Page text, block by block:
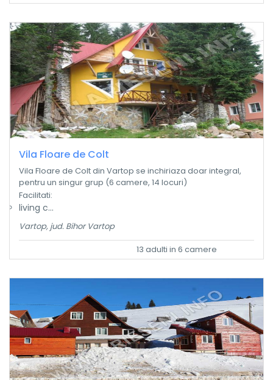
Vila Floare de Colt
Vartop, jud. Bihor Vartop
Vila Floare de Colt din Vartop se inchiriaza doar integral,
pentru un singur grup (6 camere, 14 locuri)
Facilitati:
living c...
13 adulti in 6 camere